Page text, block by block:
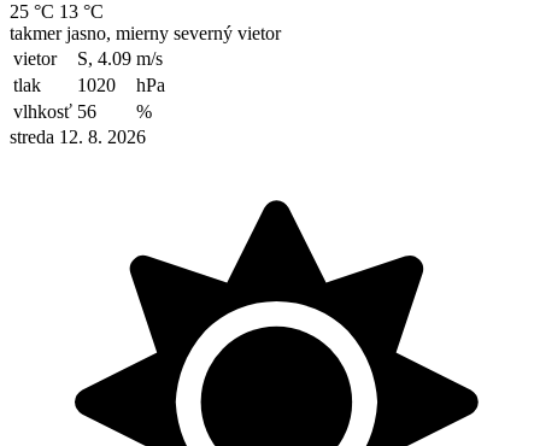
25 °C 13 °C
takmer jasno, mierny severný vietor
vietor
S, 4.09 m/s
tlak
1020
hPa
vlhkosť 56
%
streda 12. 8. 2026